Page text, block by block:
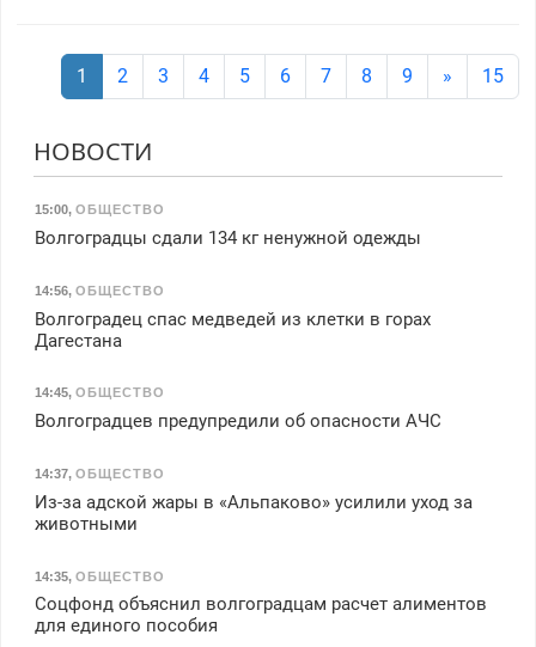
1 2 3 4 5 6 7 8 9 » 15
НОВОСТИ
15:00, ОБЩЕСТВО
Волгоградцы сдали 134 кг ненужной одежды
14:56, ОБЩЕСТВО
Волгоградец спас медведей из клетки в горах
Дагестана
14:45, ОБЩЕСТВО
Волгоградцев предупредили об опасности АЧС
14:37, ОБЩЕСТВО
Из-за адской жары в «Альпаково» усилили уход за
животными
14:35, ОБЩЕСТВО
Соцфонд объяснил волгоградцам расчет алиментов
для единого пособия